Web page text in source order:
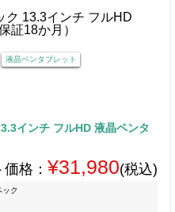
液晶ペンタブレット
インチ フルHD 液晶ペンタ
格： ¥31,980(税込)
ック